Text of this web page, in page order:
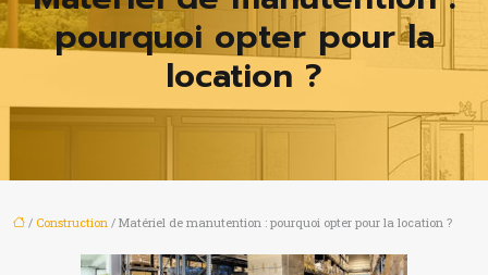
pourquoi opter pour la
location ?
/ Construction / Matériel de manutention : pourquoi opter pour la location ?